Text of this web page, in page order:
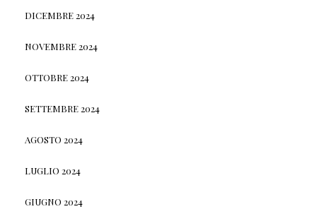
DICEMBRE 2024
NOVEMBRE 2024
OTTOBRE 2024
SETTEMBRE 2024
AGOSTO 2024
LUGLIO 2024
GIUGNO 2024